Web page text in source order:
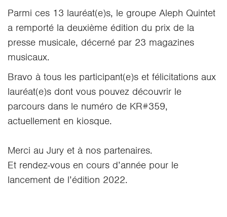
Parmi ces 13 lauréat(e)s, le groupe Aleph Quintet
a remporté la deuxième édition du prix de la
presse musicale, décerné par 23 magazines
musicaux.
Bravo à tous les participant(e)s et félicitations aux
lauréat(e)s dont vous pouvez découvrir le
parcours dans le numéro de KR#359,
actuellement en kiosque.
Merci au Jury et à nos partenaires.
Et rendez-vous en cours d’année pour le
lancement de l’édition 2022.